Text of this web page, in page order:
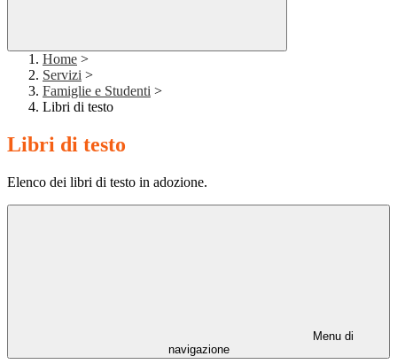
Home >
Servizi >
Famiglie e Studenti >
Libri di testo
Libri di testo
Elenco dei libri di testo in adozione.
Menu di
navigazione